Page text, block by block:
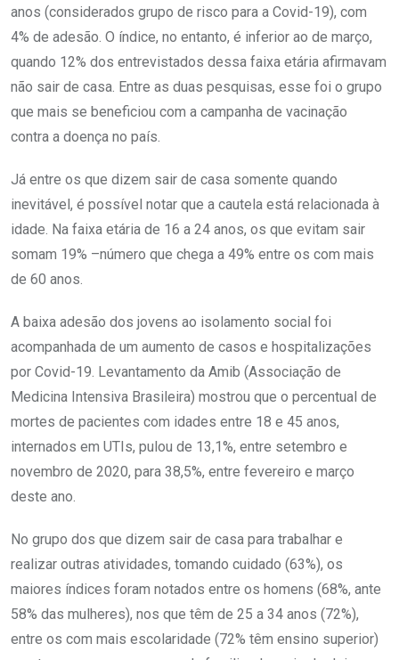
anos (considerados grupo de risco para a Covid-19), com
4% de adesão. O índice, no entanto, é inferior ao de março,
quando 12% dos entrevistados dessa faixa etária afirmavam
não sair de casa. Entre as duas pesquisas, esse foi o grupo
que mais se beneficiou com a campanha de vacinação
contra a doença no país.
Já entre os que dizem sair de casa somente quando
inevitável, é possível notar que a cautela está relacionada à
idade. Na faixa etária de 16 a 24 anos, os que evitam sair
somam 19% –número que chega a 49% entre os com mais
de 60 anos.
A baixa adesão dos jovens ao isolamento social foi
acompanhada de um aumento de casos e hospitalizações
por Covid-19. Levantamento da Amib (Associação de
Medicina Intensiva Brasileira) mostrou que o percentual de
mortes de pacientes com idades entre 18 e 45 anos,
internados em UTIs, pulou de 13,1%, entre setembro e
novembro de 2020, para 38,5%, entre fevereiro e março
deste ano.
No grupo dos que dizem sair de casa para trabalhar e
realizar outras atividades, tomando cuidado (63%), os
maiores índices foram notados entre os homens (68%, ante
58% das mulheres), nos que têm de 25 a 34 anos (72%),
entre os com mais escolaridade (72% têm ensino superior)